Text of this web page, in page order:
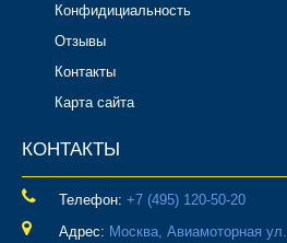
Конфидициальность
Отзывы
Контакты
Карта сайта
КОНТАКТЫ
Телефон: ‎+7 (495) 120-50-20
Адрес: Москва, Авиамоторная